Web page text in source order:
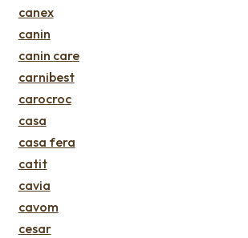
canex
canin
canin care
carnibest
carocroc
casa
casa fera
catit
cavia
cavom
cesar